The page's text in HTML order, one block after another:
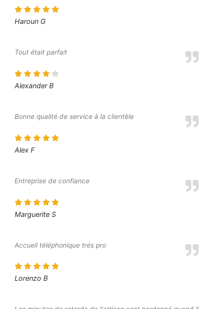
Haroun G
Tout était parfait
Alexander B
Bonne qualité de service à la clientèle
Alex F
Entreprise de confiance
Marguerite S
Accueil téléphonique trés pro
Lorenzo B